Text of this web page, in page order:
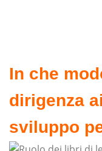
In che
dirigenza
sviluppo